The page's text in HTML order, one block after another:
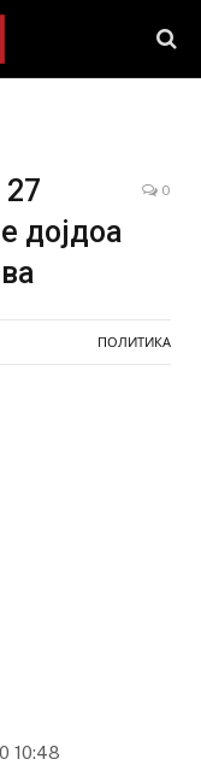
дојдоа
0
ПОЛИТИКА
10:48